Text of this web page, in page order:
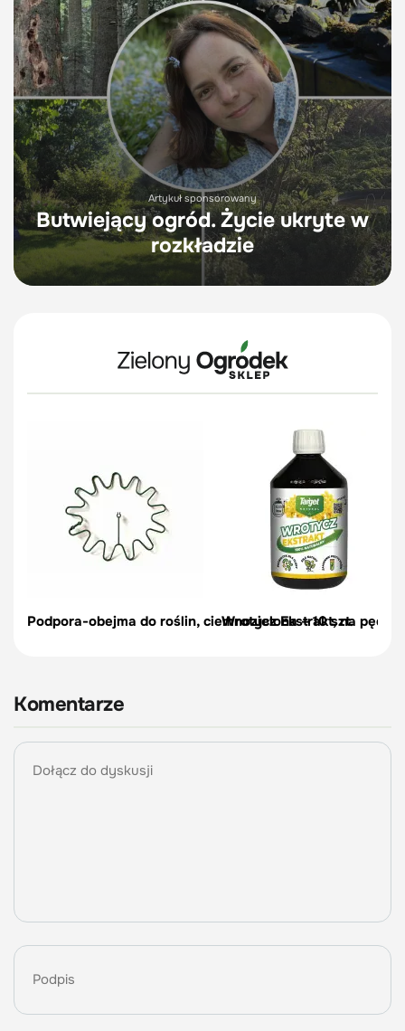
Artykuł sponsorowany
Butwiejący ogród. Życie ukryte w
rozkładzie
Podpora-obejma do roślin, ciemnozielona – 10 szt.
Wrotycz Ekstrakt, na
Komentarze